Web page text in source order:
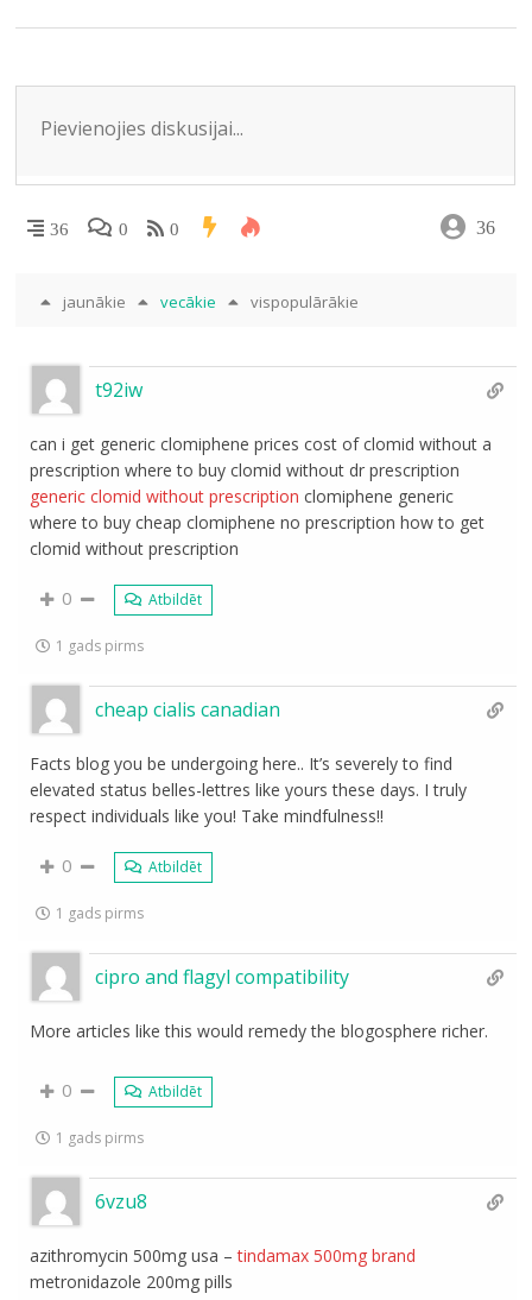
k s
ni
ki
p
36 0 0 36
jaunākie vecākie vispopulārākie
t92iw
can i get generic clomiphene prices cost of clomid without a
prescription where to buy clomid without dr prescription
generic clomid without prescription clomiphene generic
where to buy cheap clomiphene no prescription how to get
clomid without prescription
0 Atbildēt
1 gads pirms
cheap cialis canadian
Facts blog you be undergoing here.. It’s severely to find
elevated status belles-lettres like yours these days. I truly
respect individuals like you! Take mindfulness!!
0 Atbildēt
1 gads pirms
cipro and flagyl compatibility
More articles like this would remedy the blogosphere richer.
0 Atbildēt
1 gads pirms
6vzu8
azithromycin 500mg usa –tindamax 500mg brand
metronidazole 200mg pills